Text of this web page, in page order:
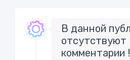
В данной
отсутствуют
комментарии !